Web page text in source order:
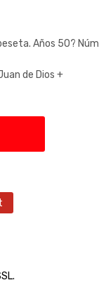
Años 50?
de Dios +